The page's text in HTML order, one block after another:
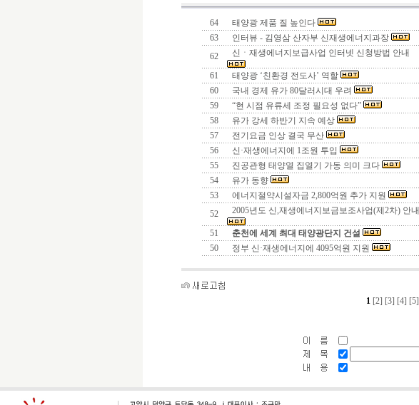
64 태양광 제품 질 높인다
63
인터뷰 - 김영삼 산자부 신재생에너지과장
62
신ㆍ재생에너지보급사업 인터넷 신청방법 안내
61
태양광 ‘친환경 전도사’ 역할
60
국내 경제 유가 80달러시대 우려
59
“현 시점 유류세 조정 필요성 없다”
58
유가 강세 하반기 지속 예상
57
전기요금 인상 결국 무산
56
신·재생에너지에 1조원 투입
55
진공관형 태양열 집열기 가동 의미 크다
54
유가 동향
53
에너지절약시설자금 2,800억원 추가 지원
52
2005년도 신,재생에너지보금보조사업(제2차) 안내
51
춘천에 세계 최대 태양광단지 건설
50
정부 신·재생에너지에 4095억원 지원
1 [2] [3] [4] [5]